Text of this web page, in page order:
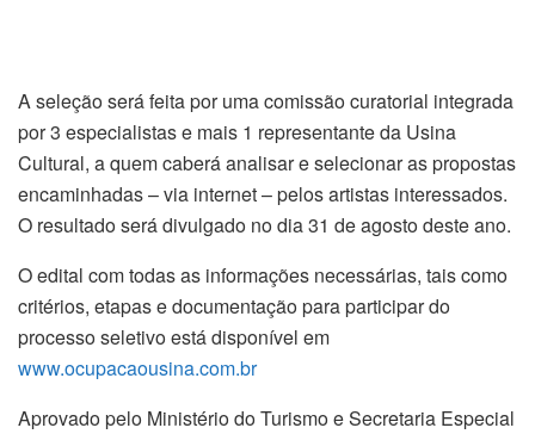
A seleção será feita por uma comissão curatorial integrada
por 3 especialistas e mais 1 representante da Usina
Cultural, a quem caberá analisar e selecionar as propostas
encaminhadas – via internet – pelos artistas interessados.
O resultado será divulgado no dia 31 de agosto deste ano.
O edital com todas as informações necessárias, tais como
critérios, etapas e documentação para participar do
processo seletivo está disponível em
www.ocupacaousina.com.br
Aprovado pelo Ministério do Turismo e Secretaria Especial